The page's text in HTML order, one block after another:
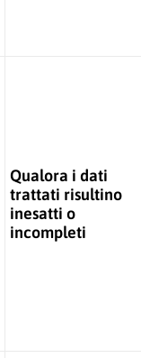
Qualora i dati
trattati risultino
inesatti o
incompleti